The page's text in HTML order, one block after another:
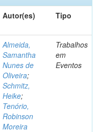
Autor(es) Tipo
Almeida,
Samantha
Nunes de
Oliveira;
Schmitz,
Heike;
Tenório,
Robinson
Moreira
Trabalhos
em
Eventos